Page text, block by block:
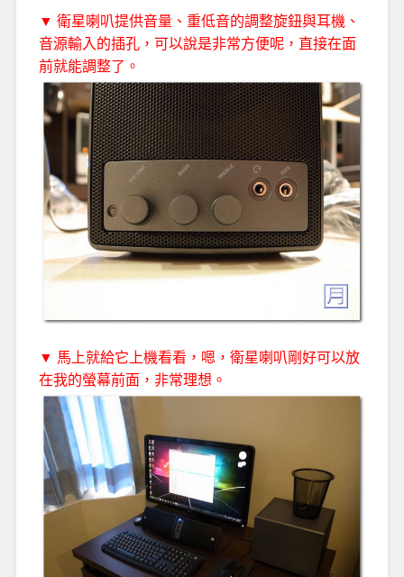
▼ 衛星喇叭提供音量、重低音的調整旋鈕與耳機、
音源輸入的插孔，可以說是非常方便呢，直接在面
前就能調整了。
▼ 馬上就給它上機看看，嗯，衛星喇叭剛好可以放
在我的螢幕前面，非常理想。